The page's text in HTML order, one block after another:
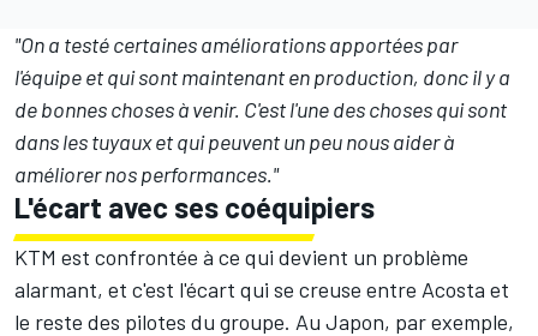
"On a testé certaines améliorations apportées par
l'équipe et qui sont maintenant en production, donc il y a
de bonnes choses à venir. C'est l'une des choses qui sont
dans les tuyaux et qui peuvent un peu nous aider à
améliorer nos performances."
L'écart avec ses coéquipiers
KTM est confrontée à ce qui devient un problème
alarmant, et c'est l'écart qui se creuse entre Acosta et
le reste des pilotes du groupe. Au Japon, par exemple,